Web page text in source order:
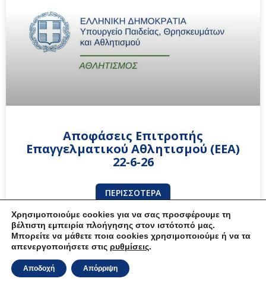
Αποφάσεις Επιτροπής
Επαγγελματικού Αθλητισμού (ΕΕΑ)
22-6-26
ΠΕΡΙΣΣΌΤΕΡΑ
22 Ιουνίου, 2026
Χρησιμοποιούμε cookies για να σας προσφέρουμε τη
βέλτιστη εμπειρία πλοήγησης στον ιστότοπό μας.
Μπορείτε να μάθετε ποια cookies χρησιμοποιούμε ή να τα
απενεργοποιήσετε στις ρυθμίσεις.
Αποδοχή Απόρριψη